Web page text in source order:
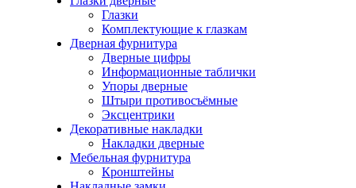
Глазки
Комплектующие к глазкам
Дверная фурнитура
Дверные цифры
Информационные таблички
Упоры дверные
Штыри противосъёмные
Эксцентрики
Декоративные накладки
Накладки дверные
Мебельная фурнитура
Кронштейны